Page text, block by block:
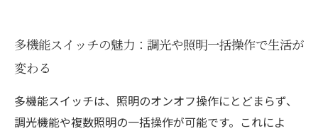
多機能スイッチの魅力：調光や照明一括操作で生活が
変わる
多機能スイッチは、照明のオンオフ操作にとどまらず、
調光機能や複数照明の一括操作が可能です。これによ